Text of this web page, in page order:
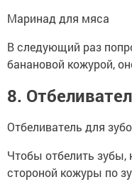
Маринад для мяса
В следующий раз
банановой кожурой,
8.
Отбеливатель для
Чтобы отбелить зубы,
стороной кожуры по